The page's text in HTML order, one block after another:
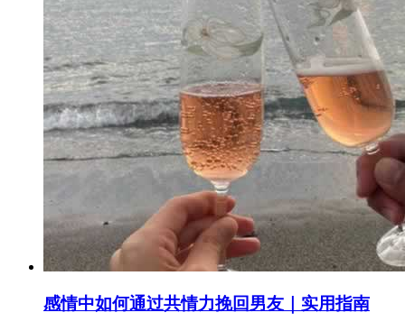
感情中如何通过共情力挽回男友｜实用指南